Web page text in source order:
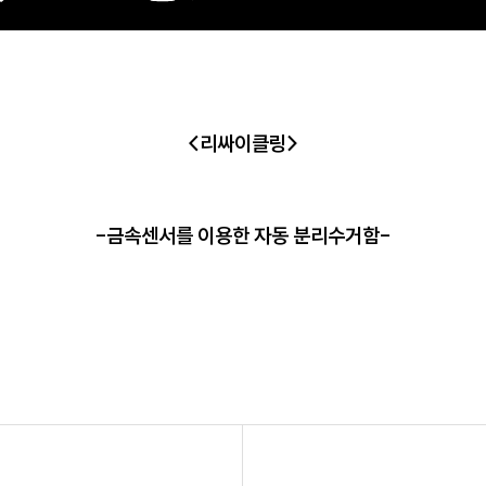
<리싸이클링>
-금속센서를 이용한 자동 분리수거함-